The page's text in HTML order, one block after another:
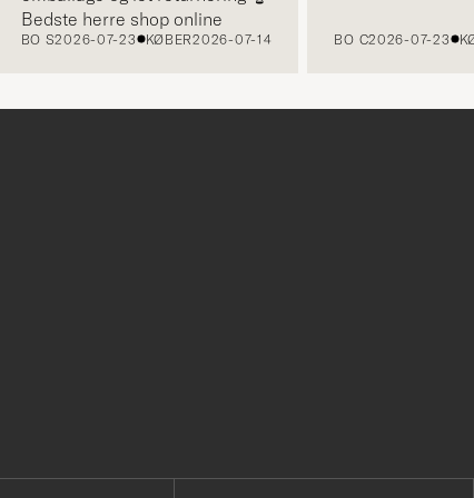
Bedste herre shop online
BO S2026-07-23 KØBER2026-07-14 BO C2026-07-23